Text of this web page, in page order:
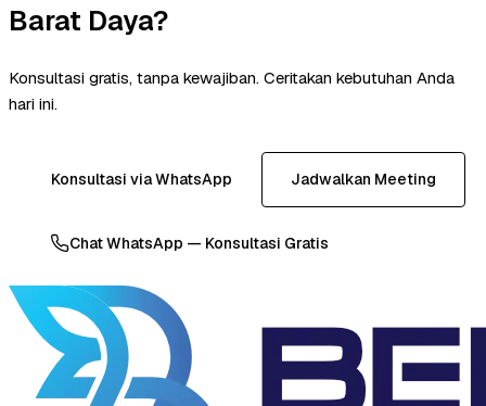
Barat Daya?
Konsultasi gratis, tanpa kewajiban. Ceritakan kebutuhan Anda
hari ini.
Konsultasi via WhatsApp Jadwalkan Meeting
Chat WhatsApp — Konsultasi Gratis